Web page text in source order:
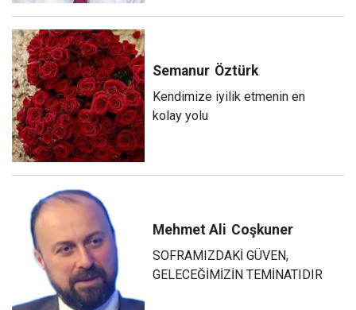
Semanur Öztürk
Kendimize iyilik etmenin en
kolay yolu
Mehmet Ali Coşkuner
SOFRAMIZDAKİ GÜVEN,
GELECEĞİMİZİN TEMİNATIDIR